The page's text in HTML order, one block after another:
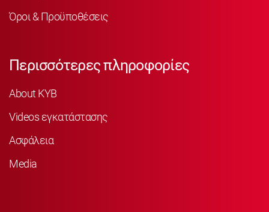
Όροι & Προϋποθέσεις
Περισσότερες πληροφορίες
About KYB
Videos εγκατάστασης
Ασφάλεια
Media